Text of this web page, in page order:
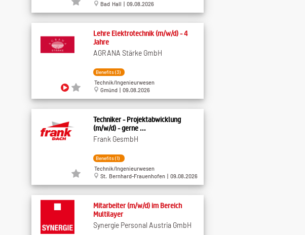
Bad Hall | 09.08.2026
Lehre Elektrotechnik (m/w/d) - 4
Jahre
AGRANA Stärke GmbH
Benefits (3)
Technik/Ingenieurwesen
Gmünd | 09.08.2026
Techniker - Projektabwicklung
(m/w/d) - gerne ...
Frank GesmbH
Benefits (1)
Technik/Ingenieurwesen
St. Bernhard-Frauenhofen | 09.08.2026
Mitarbeiter (m/w/d) im Bereich
Multilayer
Synergie Personal Austria GmbH